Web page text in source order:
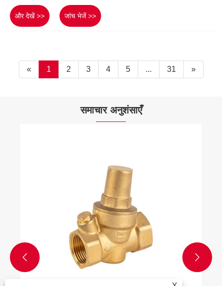
और देखें >> जांच भेजें >>
« 1 2 3 4 5 ... 31 »
समाचार अनुशंसाएँ
 